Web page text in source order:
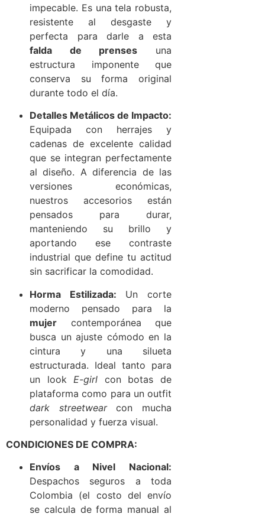
impecable. Es una tela robusta,
resistente al desgaste y
perfecta para darle a esta
falda de prenses una
estructura imponente que
conserva su forma original
durante todo el día.
Detalles Metálicos de Impacto:
Equipada con herrajes y
cadenas de excelente calidad
que se integran perfectamente
al diseño. A diferencia de las
versiones económicas,
nuestros accesorios están
pensados para durar,
manteniendo su brillo y
aportando ese contraste
industrial que define tu actitud
sin sacrificar la comodidad.
Horma Estilizada: Un corte
moderno pensado para la
mujer contemporánea que
busca un ajuste cómodo en la
cintura y una silueta
estructurada. Ideal tanto para
un look E-girl con botas de
plataforma como para un outfit
dark streetwearcon mucha
personalidad y fuerza visual.
CONDICIONES DE COMPRA:
Envíos a Nivel Nacional:
Despachos seguros a toda
Colombia (el costo del envío
se calcula de forma manual al